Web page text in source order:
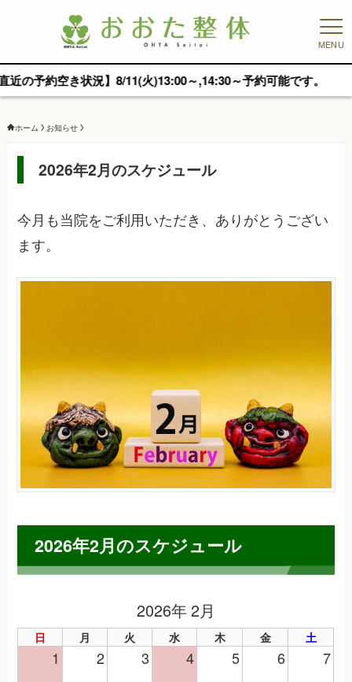
MENU
空き状況】8/11(火)13:00～,14:30～予約可能です。
ホーム お知らせ
2026年2月のスケジュール
今月も当院をご利用いただき、ありがとうござい
ます。
2026年2月のスケジュール
2026年 2月
日 月 火 水 木 金 土
1 2 3 4 5 6 7